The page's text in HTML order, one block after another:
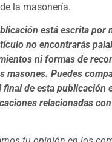
la masonería.
está escrita por
no encontrarás
ni formas de
masones. Puedes
de esta publicación
relacionadas